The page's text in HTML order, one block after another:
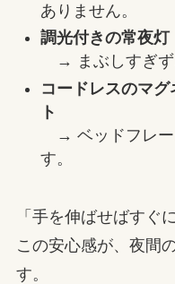
ありません。
調光付きの常夜灯
→ まぶしすぎず
コードレスのマ
ト
→ ベッドフレー
す。
「手を伸ばせばすぐ
この安心感が、夜間
す。